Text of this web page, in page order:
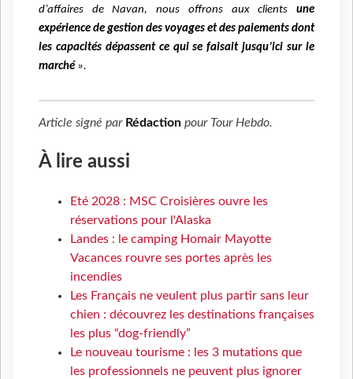
d’affaires de Navan, nous offrons aux clients une
expérience de gestion des voyages et des paiements dont
les capacités dépassent ce qui se faisait jusqu’ici sur le
marché ».
Article signé par Rédaction pour Tour Hebdo.
À lire aussi
Eté 2028 : MSC Croisières ouvre les
réservations pour l'Alaska
Landes : le camping Homair Mayotte
Vacances rouvre ses portes après les
incendies
Les Français ne veulent plus partir sans leur
chien : découvrez les destinations françaises
les plus “dog-friendly”
Le nouveau tourisme : les 3 mutations que
les professionnels ne peuvent plus ignorer